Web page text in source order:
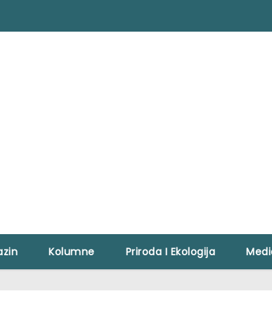
Kolumne Priroda I Ekologija